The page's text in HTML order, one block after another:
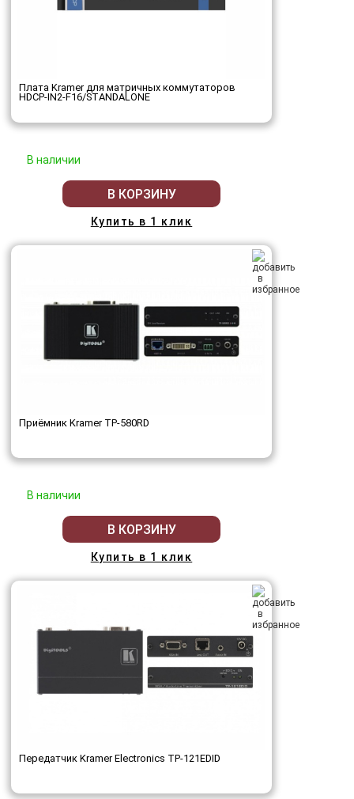
Плата Kramer для матричных коммутаторов
HDCP-IN2-F16/STANDALONE
В наличии
В КОРЗИНУ
Купить в 1 клик
Приёмник Kramer TP-580RD
В наличии
В КОРЗИНУ
Купить в 1 клик
Передатчик Kramer Electronics TP-121EDID